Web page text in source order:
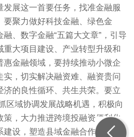
发展这一首要任务，找准金融服
要聚力做好科技金融、绿色金
、数字金融“五篇大文章”，引导
重大项目建设、产业转型升级和
惠金融领域，要持续推动小微企
实，切实解决融资难、融资贵问
济的良性循环、共生共荣。要立
区域协调发展战略机遇，积极向
策，大力推进跨境投融资便利化
建设，塑造县域金融合作新优